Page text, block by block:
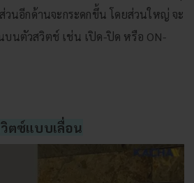
วนอีกด้านจะกระดกขึ้น โดยส่วนใหญ่ จะ
บนตัวสวิตช์ เช่น เปิด-ปิด หรือ ON-
ตซ์แบบเลื่อน